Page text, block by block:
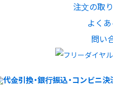
注文の取
よく
問い